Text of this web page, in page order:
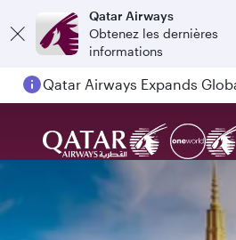
Qatar Airways
Obtenez les dernières
informations